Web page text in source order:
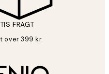
FRAGT
over 399 kr.